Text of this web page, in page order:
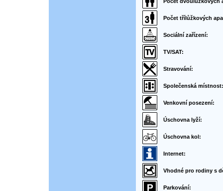
Počet třílůžkových
Sociální zařízení:
TV/SAT:
Stravování:
Společenská místnost:
Venkovní posezení:
Úschovna lyží:
Úschovna kol:
Internet:
Vhodné pro rodiny s
Parkování: